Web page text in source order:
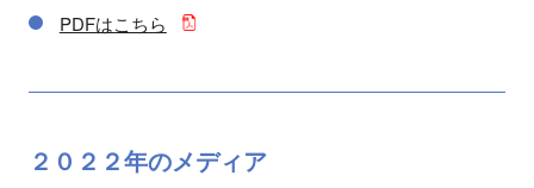
PDFはこちら
２０２２年のメディア